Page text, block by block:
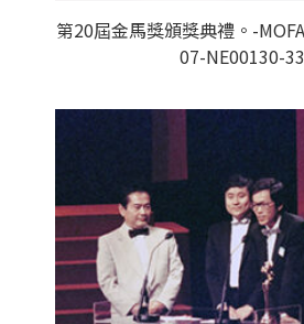
第20屆金馬獎頒獎典禮。-
07-NE00130-